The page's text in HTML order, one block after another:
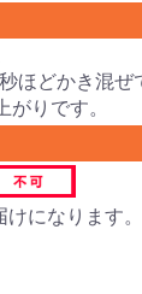
ほどかき混ぜ
りです。
になります。